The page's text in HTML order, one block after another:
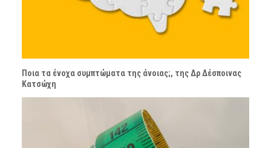
Ποια τα ένοχα συμπτώματα της άνοιας;, της Δρ Δέσποινας
Κατσώχη